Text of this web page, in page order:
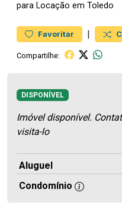
para Locação em Toledo
Favoritar |
Compartilhe:
DISPONÍVEL
Imóvel disponível.
visita-lo
Aluguel
Condomínio